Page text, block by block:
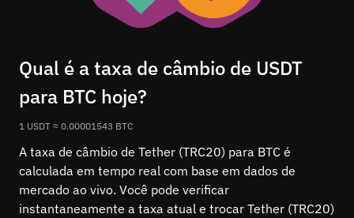
Qual é a taxa de câmbio de USDT
para BTC hoje?
1 USDT ≈ 0.00001543 BTC
A taxa de câmbio de Tether (TRC20) para BTC é
calculada em tempo real com base em dados de
mercado ao vivo. Você pode verificar
instantaneamente a taxa atual e trocar Tether (TRC20)